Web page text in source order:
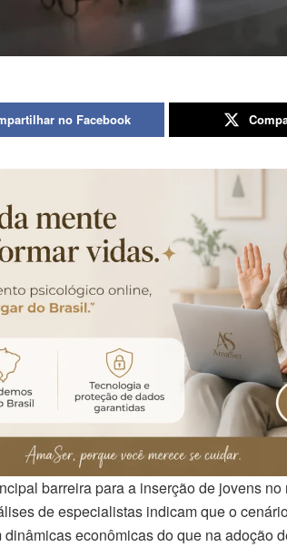
no Facebook
barreira para a inserção de jovens
de especialistas indicam que o
econômicas do que na adoção